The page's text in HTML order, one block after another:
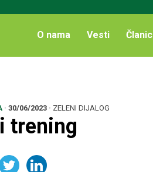
O nama Vesti
· 30/06/2023 · ZELENI DIJALOG
trening